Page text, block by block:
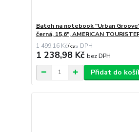
Batoh na notebook "Urban
černá, 15,6", AMERICAN
1 499,16 Kč/ks
1 238,98 Kč bez DPH
Přidat do